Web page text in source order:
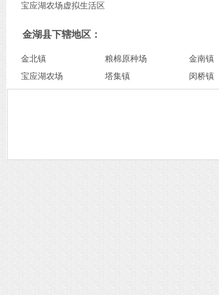
宝应湖农场虚拟生活区
金湖县下辖地区：
金北镇 粮棉原种场 金南镇
宝应湖农场
塔集镇 闵桥镇